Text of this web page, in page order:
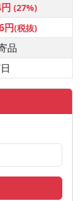
(27%)
円(税抜)
品